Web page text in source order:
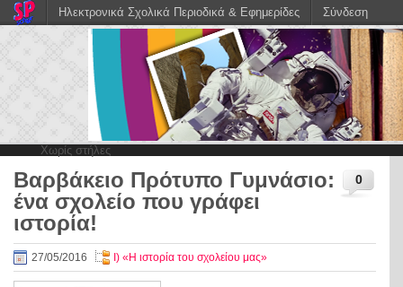
Χωρίς στήλες
0
Βαρβάκειο Πρότυπο Γυμνάσιο:
ένα σχολείο που γράφει
ιστορία!
27/05/2016 Ι) «Η ιστορία του σχολείου μας»
Ηλεκτρονικά Σχολικά Περιοδικά & Εφημερίδες Σύνδεση